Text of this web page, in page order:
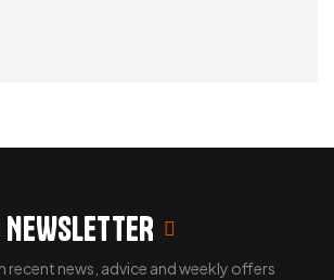
recent news, advice and weekly offers